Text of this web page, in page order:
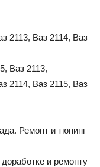
2113, Ваз 2114, Ваз
Ваз 2113,
2114, Ваз 2115, Ваз
Ремонт и тюнинг
и ремонту